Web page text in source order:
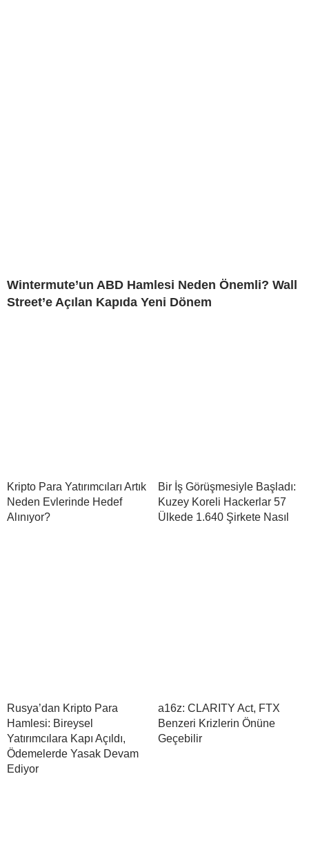
Wintermute’un ABD Hamlesi Neden Önemli? Wall
Street’e Açılan Kapıda Yeni Dönem
Kripto Para Yatırımcıları Artık
Neden Evlerinde Hedef
Alınıyor?
Bir İş Görüşmesiyle Başladı:
Kuzey Koreli Hackerlar 57
Ülkede 1.640 Şirkete Nasıl
Rusya’dan Kripto Para
Hamlesi: Bireysel
Yatırımcılara Kapı Açıldı,
Ödemelerde Yasak Devam
Ediyor
a16z: CLARITY Act, FTX
Benzeri Krizlerin Önüne
Geçebilir